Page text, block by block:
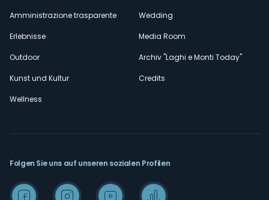
Amministrazione trasparente
Erlebnisse
Outdoor
Kunst und Kultur
Wellness
Wedding
Media Room
Archiv "Laghi e Monti Today"
Credits
Folgen Sie uns auf unseren sozialen Profilen